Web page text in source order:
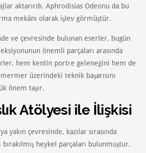
aktarırdı. Aphrodisias Odeonu da bu
mekânı olarak işlev görmüştür.
ve çevresinde bulunan eserler, bugün
önemli parçaları arasında
hem kentin portre geleneğini hem de
üzerindeki teknik başarısını
önem taşır.
Atölyesi ile İlişkisi
yakın çevresinde, kazılar sırasında
heykel parçaları bulunmuştur.